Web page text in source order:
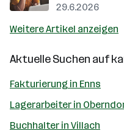
29.6.2026
Weitere Artikel anzeigen
Aktuelle Suchen auf
Fakturierung in Enns
Lagerarbeiter in
Buchhalter in Villach